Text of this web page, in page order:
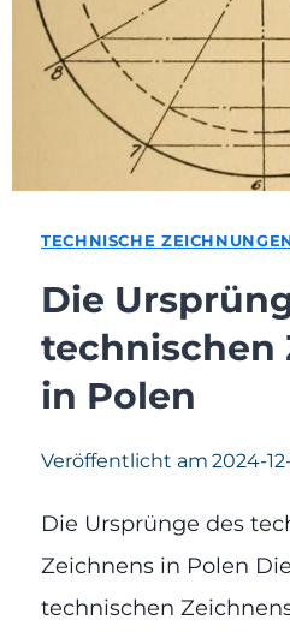
TECHNISCHE
Die
technischen
in Polen
Veröffentlicht am 2024-
Die Ursprünge des
Zeichnens in Polen
technischen